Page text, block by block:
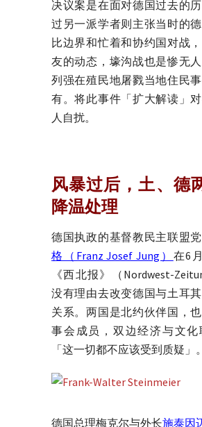
决议案是在面对德国过去的
过另一派学者则主张当时的德
比边界和忙着和协约国对战
友的动态，壕沟战也是惨无人
列强在殖民地屠戮当地住民
有。将此事件「扩大解读」
人自扰。
风暴过后，土、德
降温处理
德国执政的基督教民主联盟
格（Franz Josef Jung） 在6
《西北报》（Nordwest-
没有理由去改变德国与土耳
关系。两国是北约伙伴国，
事会成员，双边经济与文化
「这一切都不应该受到质疑」。
德国总理梅克尔与外长施泰因